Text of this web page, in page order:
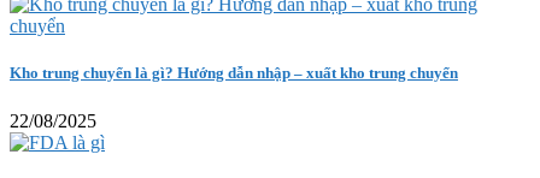
Kho trung chuyển là gì? Hướng dẫn nhập – xuất kho trung chuyển
22/08/2025